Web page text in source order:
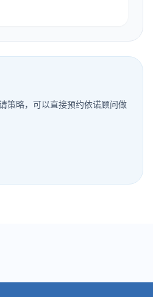
策略，可以直接预约依诺顾问做